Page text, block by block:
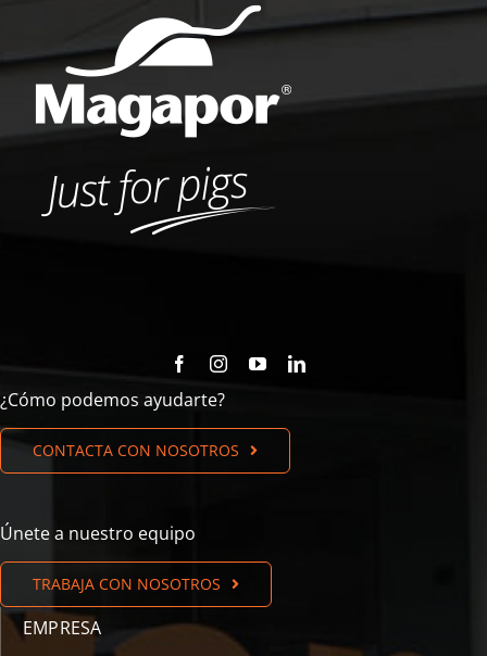
¿Cómo podemos ayudarte?
CONTACTA CON NOSOTROS
Únete a nuestro equipo
TRABAJA CON NOSOTROS
EMPRESA